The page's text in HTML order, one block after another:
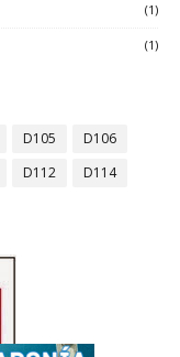
(1)
(1)
D105
D106
D112
D114